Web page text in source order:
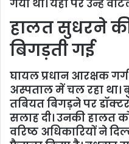
गया था। यहां पर उन्हें
हालत सुधरने
बिगड़ती गई
घायल प्रधान आरक्षक
अस्पताल में चल रहा
तबियत बिगड़ने पर
सलाह दी। उनकी हालत
वरिष्ठ अधिकारियों ने